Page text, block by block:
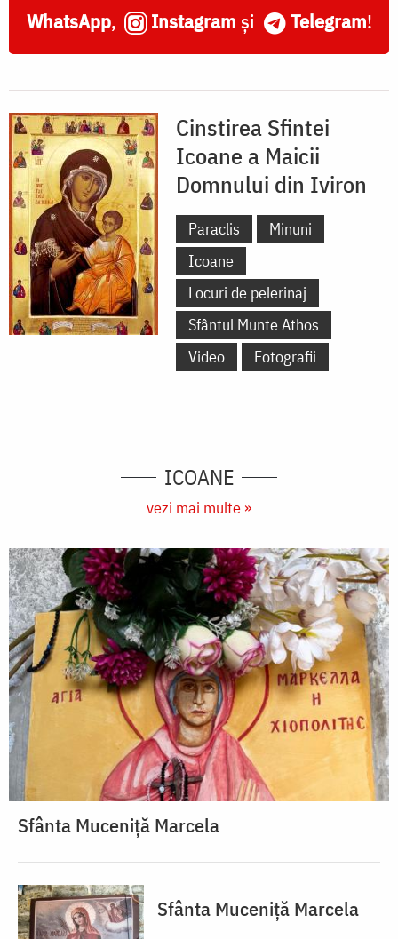
WhatsApp, Instagram și Telegram!
Cinstirea Sfintei
Icoane a Maicii
Domnului din Iviron
Paraclis
Minuni
Icoane
Locuri de pelerinaj
Sfântul Munte Athos
Video
Fotografii
ICOANE
vezi mai multe »
Sfânta Muceniță Marcela
Sfânta Muceniță Marcela